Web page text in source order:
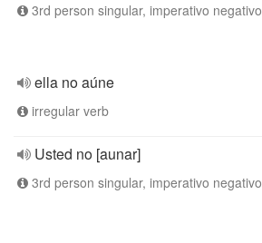
3rd person singular, imperativo negativo
ella no aúne
irregular verb
Usted no [aunar]
3rd person singular, imperativo negativo